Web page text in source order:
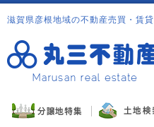
滋賀県彦根地域の不動産売買・賃
ント！